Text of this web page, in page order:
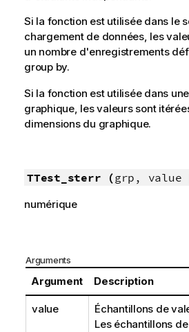
Si la fonction est utilisée dans le
chargement de données, les
un nombre d'enregistrements
group by.
Si la fonction est utilisée dans
graphique, les valeurs sont
dimensions du graphique.
TTest_sterr (grp, value
numérique
Arguments
Argument Description
value
Échantillons de
Les échantillons